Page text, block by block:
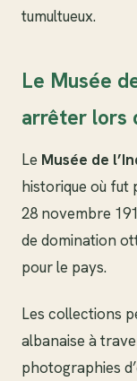
tumultueux.
Le Musée
arrêter lors
Le Musée de
historique où fut
28 novembre
de domination
pour le pays.
Les collections
albanaise à
photographies